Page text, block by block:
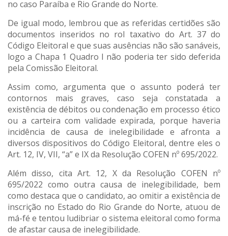
no caso Paraíba e Rio Grande do Norte.
De igual modo, lembrou que as referidas certidões são
documentos inseridos no rol taxativo do Art. 37 do
Código Eleitoral e que suas ausências não são sanáveis,
logo a Chapa 1 Quadro I não poderia ter sido deferida
pela Comissão Eleitoral.
Assim como, argumenta que o assunto poderá ter
contornos mais graves, caso seja constatada a
existência de débitos ou condenação em processo ético
ou a carteira com validade expirada, porque haveria
incidência de causa de inelegibilidade e afronta a
diversos dispositivos do Código Eleitoral, dentre eles o
Art. 12, IV, VII, “a” e IX da Resolução COFEN nº 695/2022.
Além disso, cita Art. 12, X da Resolução COFEN nº
695/2022 como outra causa de inelegibilidade, bem
como destaca que o candidato, ao omitir a existência de
inscrição no Estado do Rio Grande do Norte, atuou de
má-fé e tentou ludibriar o sistema eleitoral como forma
de afastar causa de inelegibilidade.